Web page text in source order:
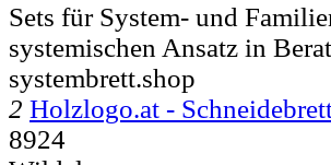
Sets für System- und
systemischen Ansatz in
systembrett.shop
2 Holzlogo.at -
8924